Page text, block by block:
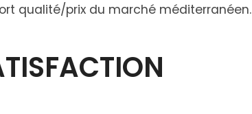
qualité/prix du marché méditerranéen.